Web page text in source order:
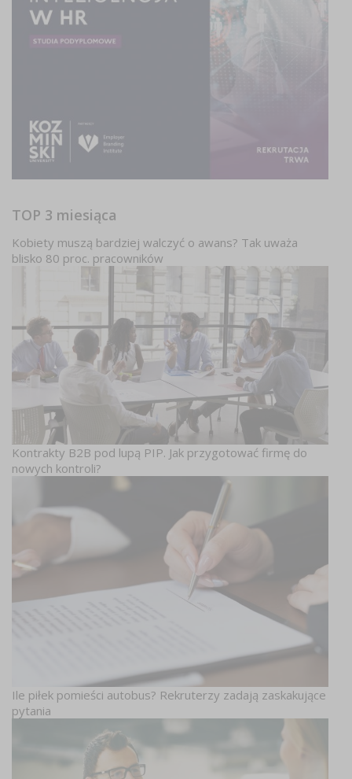
TOP 3 miesiąca
Kobiety muszą bardziej walczyć o awans? Tak uważa
blisko 80 proc. pracowników
Kontrakty B2B pod lupą PIP. Jak przygotować firmę do
nowych kontroli?
Ile piłek pomieści autobus? Rekruterzy zadają zaskakujące
pytania